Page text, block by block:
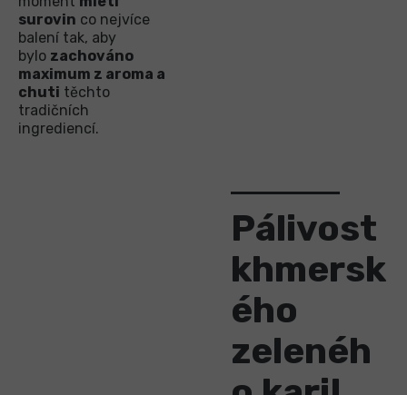
surovin co nejvíce
balení tak, aby
bylo zachováno
maximum z aroma a
chuti těchto
tradičních
ingrediencí.
Pálivost
khmersk
ého
zelenéh